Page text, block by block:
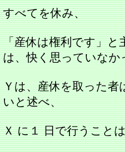
すべてを休み、
「産休は権利です」と
は、快く思っていなか
Ｙは、産休を取った者
いと述べ、
Ｘ に１ 日で行うこと